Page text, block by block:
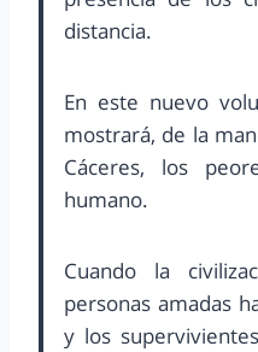
distancia.
En este nuevo
mostrará, de la
Cáceres, los
humano.
Cuando la
personas amadas
y los